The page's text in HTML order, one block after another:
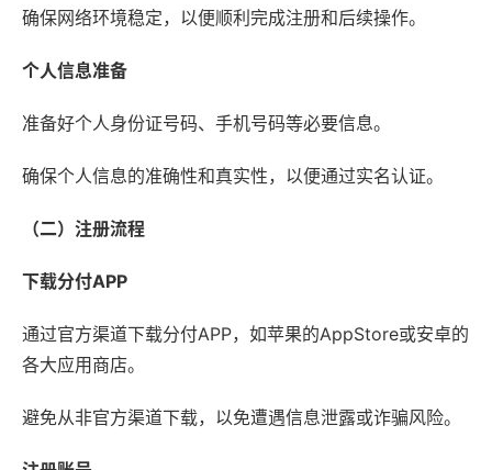
确保网络环境稳定，以便顺利完成注册和后续操作。
个人信息准备
准备好个人身份证号码、手机号码等必要信息。
确保个人信息的准确性和真实性，以便通过实名认证。
（二）注册流程
下载分付APP
通过官方渠道下载分付APP，如苹果的AppStore或安卓的
各大应用商店。
避免从非官方渠道下载，以免遭遇信息泄露或诈骗风险。